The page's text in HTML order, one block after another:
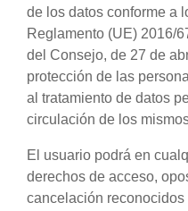
de los datos conforme a
Reglamento (UE) 2016/
del Consejo, de 27 de
protección de las
al tratamiento de datos
circulación de los
El usuario podrá en
derechos de acceso,
cancelación